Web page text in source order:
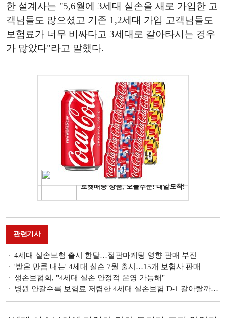
한 설계사는 "5,6월에 3세대 실손을 새로 가입한 고
객님들도 많으셨고 기존 1,2세대 가입 고객님들도
보험료가 너무 비싸다고 3세대로 갈아타시는 경우
가 많았다"라고 말했다.
관련기사
4세대 실손보험 출시 한달…절판마케팅 영향 판매 부진
'받은 만큼 내는' 4세대 실손 7월 출시…15개 보험사 판매
생손보협회, "4세대 실손 안정적 운영 가능해"
병원 안갈수록 보험료 저렴한 4세대 실손보험 D-1 갈아탈까 말까